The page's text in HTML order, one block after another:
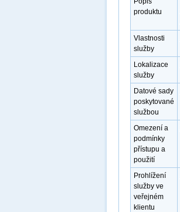
produktu
Vlastnosti
služby
Lokalizace
služby
Datové sady
poskytované
službou
Omezení a
podmínky
přístupu a
použití
Prohlížení
služby ve
veřejném
klientu